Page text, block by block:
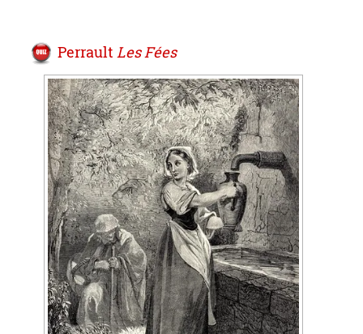
Perrault Les Fées